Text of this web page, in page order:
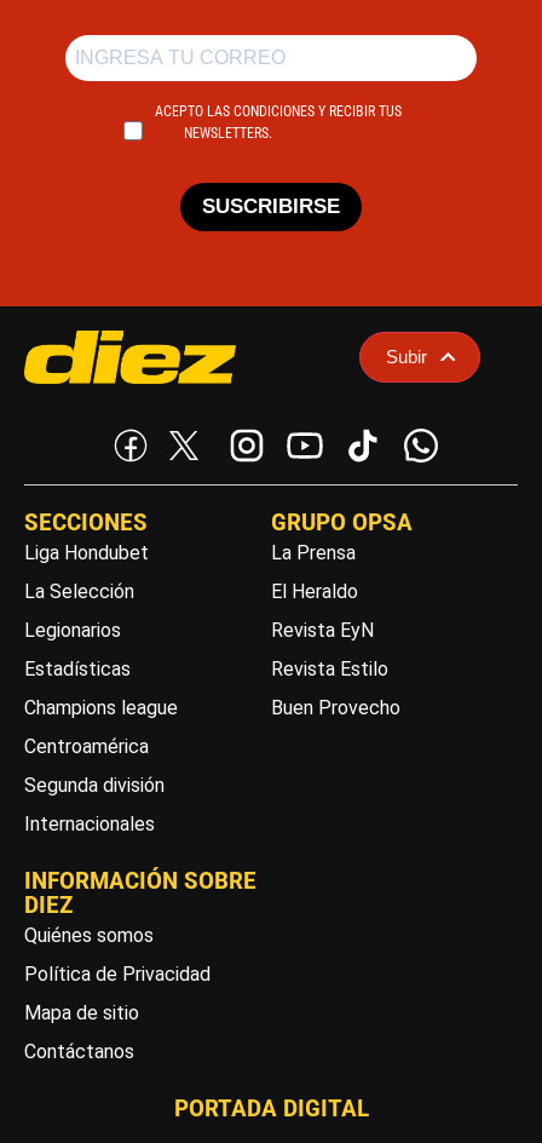
ACEPTO LAS CONDICIONES Y RECIBIR TUS
NEWSLETTERS.
SUSCRIBIRSE
Subir
SECCIONES
Liga Hondubet
La Selección
Legionarios
Estadísticas
Champions league
Centroamérica
Segunda división
Internacionales
GRUPO OPSA
La Prensa
El Heraldo
Revista EyN
Revista Estilo
Buen Provecho
INFORMACIÓN SOBRE
DIEZ
Quiénes somos
Política de Privacidad
Mapa de sitio
Contáctanos
PORTADA DIGITAL